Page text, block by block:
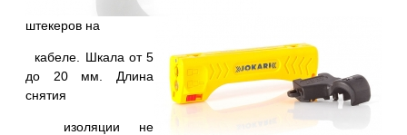
штекеров на
кабеле. Шкала от 5
до 20 мм. Длина
снятия
изоляции не